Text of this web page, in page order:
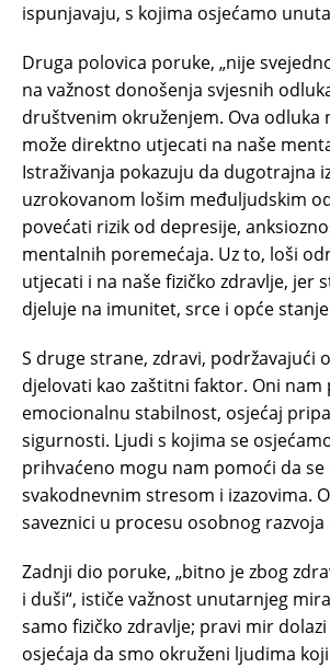
ispunjavaju, s kojima osjećamo
Druga polovica poruke, „nije
na važnost donošenja svjesnih
društvenim okruženjem. Ova odluka
može direktno utjecati na naše
Istraživanja pokazuju da dugotrajna
uzrokovanom lošim međuljudskim
povećati rizik od depresije,
mentalnih poremećaja. Uz to, loši
utjecati i na naše fizičko zdravlje, jer
djeluje na imunitet, srce i opće
S druge strane, zdravi, podržavajući
djelovati kao zaštitni faktor. Oni nam
emocionalnu stabilnost, osjećaj
sigurnosti. Ljudi s kojima se
prihvaćeno mogu nam pomoći da se
svakodnevnim stresom i izazovima.
saveznici u procesu osobnog razvoja
Zadnji dio poruke, „bitno je zbog
i duši“, ističe važnost unutarnjeg
samo fizičko zdravlje; pravi mir
osjećaja da smo okruženi ljudima